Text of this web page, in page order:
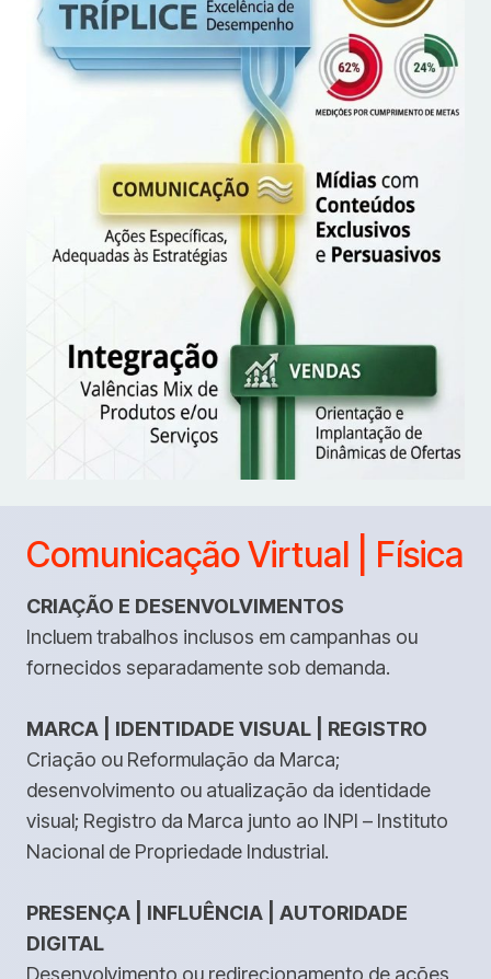
Comunicação Virtual | Física
CRIAÇÃO E DESENVOLVIMENTOS
Incluem trabalhos inclusos em campanhas ou
fornecidos separadamente sob demanda.
MARCA | IDENTIDADE VISUAL | REGISTRO
Criação ou Reformulação da Marca;
desenvolvimento ou atualização da identidade
visual; Registro da Marca junto ao INPI – Instituto
Nacional de Propriedade Industrial.
PRESENÇA | INFLUÊNCIA | AUTORIDADE
DIGITAL
Desenvolvimento ou redirecionamento de ações